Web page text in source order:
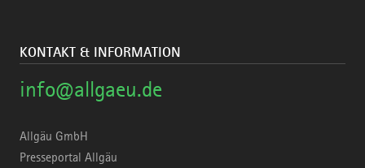
KONTAKT & INFORMATION
info@allgaeu.de
Allgäu GmbH
Presseportal Allgäu